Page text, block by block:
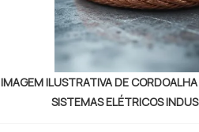
IMAGEM ILUSTRATIVA DE
SISTEMAS ELÉTRICOS